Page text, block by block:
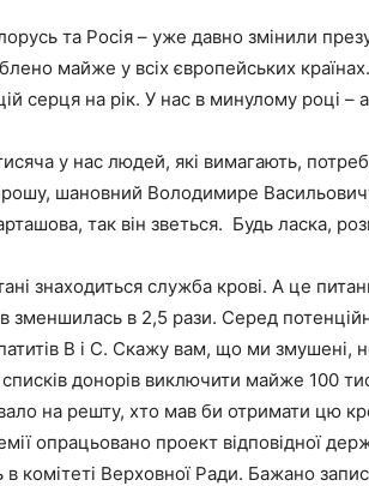
та Росія – уже давно змінили
майже у всіх європейських
серця на рік. У нас в минулому році –
у нас людей, які вимагають,
шановний Володимире
так він зветься. Будь ласка,
знаходиться служба крові. А це
зменшилась в 2,5 рази. Серед
В і С. Скажу вам, що ми змушені,
донорів виключити майже 100
на решту, хто мав би отримати цю
опрацьовано проект відповідної
комітеті Верховної Ради. Бажано